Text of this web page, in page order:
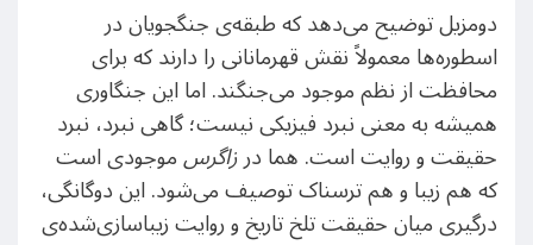
دومزیل توضیح می‌دهد که طبقه‌ی جنگجویان در
اسطوره‌ها معمولاً نقش قهرمانانی را دارند که برای
محافظت از نظم موجود می‌جنگند. اما این جنگاوری
همیشه به معنی نبرد فیزیکی نیست؛ گاهی نبرد، نبرد
حقیقت و روایت است. هما درزاگرسموجودی است
که هم زیبا و هم ترسناک توصیف می‌شود. این دوگانگی،
درگیری میان حقیقت تلخ تاریخ و روایت زیباسازی‌شده‌ی